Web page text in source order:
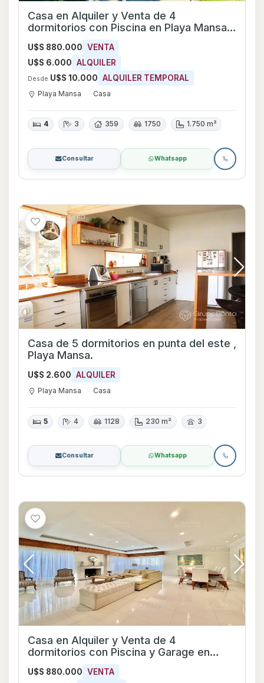
Casa en Alquiler y Venta de 4
dormitorios con Piscina en Playa Mansa,
Maldonado
U$S 880.000 VENTA
U$S 6.000 ALQUILER
Desde U$S 10.000 ALQUILER TEMPORAL
Playa Mansa Casa
4 3 359 1750 1.750 m²
Consultar Whatsapp
Casa de 5 dormitorios en punta del este ,
Playa Mansa.
U$S 2.600 ALQUILER
Playa Mansa Casa
5 4 1128 230 m² 3
Consultar Whatsapp
Casa en Alquiler y Venta de 4
dormitorios con Piscina y Garage en
Playa Mansa, Maldonado
U$S 880.000 VENTA